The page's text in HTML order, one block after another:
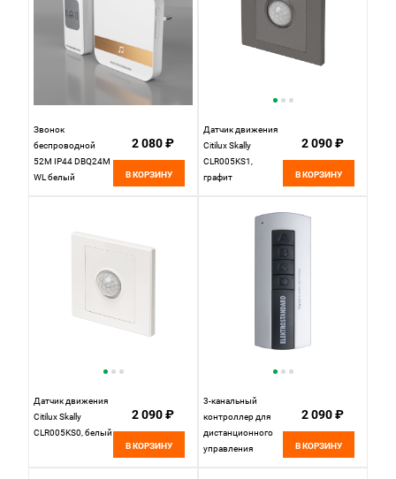
Звонок
беспроводной
52M IP44 DBQ24M
WL белый
2 080 ₽
В КОРЗИНУ
Датчик движения
Citilux Skally
CLR005KS1,
графит
2 090 ₽
В КОРЗИНУ
Датчик движения
Citilux Skally
CLR005KS0, белый
2 090 ₽
В КОРЗИНУ
3-канальный
контроллер для
дистанционного
управления
2 090 ₽
В КОРЗИНУ